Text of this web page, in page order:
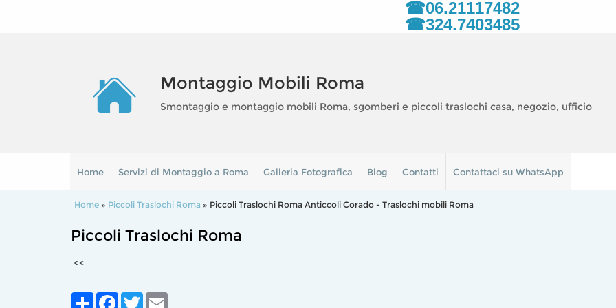
☎06.21117482
☎324.7403485
Montaggio Mobili Roma
Smontaggio e montaggio mobili Roma, sgomberi e piccoli traslochi casa, negozio, ufficio
Home Servizi di Montaggio a Roma Galleria Fotografica Blog Contatti Contattaci su WhatsApp
Home » Piccoli Traslochi Roma » Piccoli Traslochi Roma Anticcoli Corado - Traslochi mobili Roma
Piccoli Traslochi Roma
<<
Share FacebookTwitter